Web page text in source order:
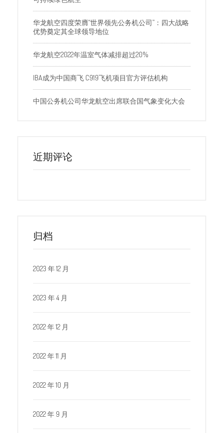
华龙航空四度荣膺“世界领先公务机公司”：四大战略
优势奠定其全球领导地位
华龙航空2022年温室气体减排超过20%
IBA成为中国商飞 C919飞机项目官方评估机构
中国公务机公司华龙航空出席联合国气象变化大会
近期评论
归档
2023 年 12 月
2023 年 4 月
2022 年 12 月
2022 年 11 月
2022 年 10 月
2022 年 9 月